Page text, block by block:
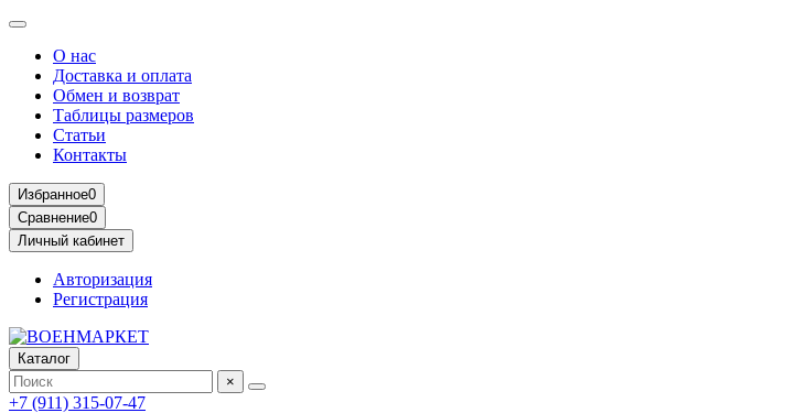
О нас
Доставка и оплата
Обмен и возврат
Таблицы размеров
Статьи
Контакты
Избранное0
Сравнение0
Личный кабинет
Авторизация
Регистрация
Каталог
×
+7 (911) 315-07-47